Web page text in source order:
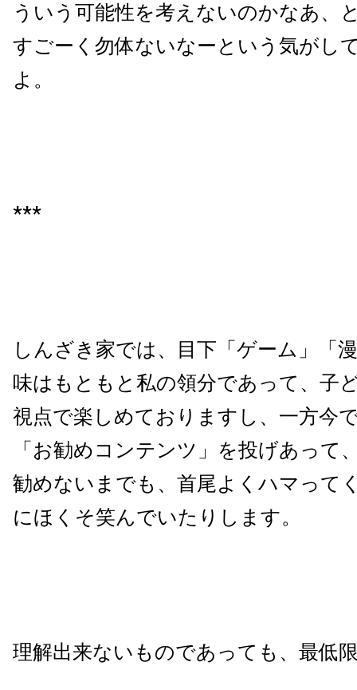
ういう可能性を考えないのかなあ、
すごーく勿体ないなーという気がし
よ。
***
しんざき家では、目下「ゲーム」「
味はもともと私の領分であって、子
視点で楽しめておりますし、一方今
「お勧めコンテンツ」を投げあって
勧めないまでも、首尾よくハマって
にほくそ笑んでいたりします。
理解出来ないものであっても、最低